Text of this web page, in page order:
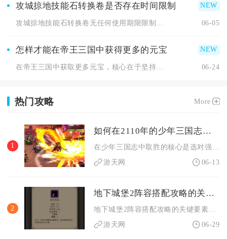
攻城掠地技能石转换卷是否存在时间限制
攻城掠地技能石转换卷无任何使用期限限制，道具永久有效，可长期... 06-05
怎样才能在帝王三国中获得更多的元宝
06-24
热门攻略 More
1
如何在2110年的少年三国志中取得胜利
游天网
06-13
2
地下城堡2阵容搭配攻略的关键要素有什么
游天网
06-29